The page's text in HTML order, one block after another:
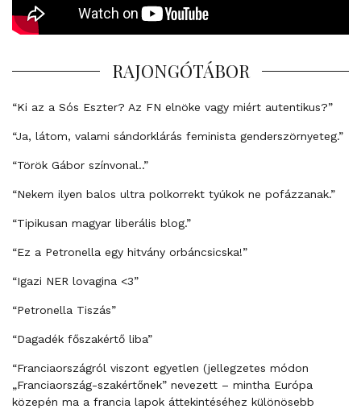
RAJONGÓTÁBOR
“Ki az a Sós Eszter? Az FN elnöke vagy miért autentikus?”
“Ja, látom, valami sándorklárás feminista genderszörnyeteg.”
“Török Gábor színvonal..”
“Nekem ilyen balos ultra polkorrekt tyúkok ne pofázzanak.”
“Tipikusan magyar liberális blog.”
“Ez a Petronella egy hitvány orbáncsicska!”
“Igazi NER lovagina <3”
“Petronella Tiszás”
“Dagadék főszakértő liba”
“Franciaországról viszont egyetlen (jellegzetes módon
„Franciaország-szakértőnek” nevezett – mintha Európa
közepén ma a francia lapok áttekintéséhez különösebb